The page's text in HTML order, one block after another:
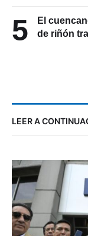
5
El
de riñón
LEER A